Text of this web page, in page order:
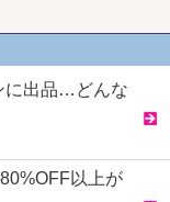
に出品…どんな
以上が